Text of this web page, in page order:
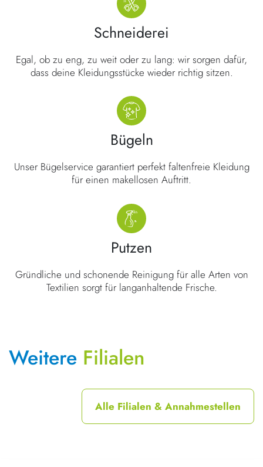
Schneiderei
Egal, ob zu eng, zu weit oder zu lang: wir sorgen dafür,
dass deine Kleidungsstücke wieder richtig sitzen.
Bügeln
Unser Bügelservice garantiert perfekt faltenfreie Kleidung
für einen makellosen Auftritt.
Putzen
Gründliche und schonende Reinigung für alle Arten von
Textilien sorgt für langanhaltende Frische.
Weitere Filialen
Alle Filialen & Annahmestellen